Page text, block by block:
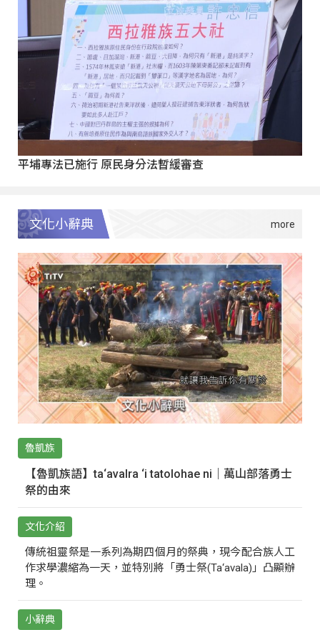
平埔專法已施行 原民身分法暫緩審查
文化小辭典
魯凱族
【魯凱族語】ta‘avalra ‘i tatolohae ni｜萬山部落勇士
祭的由來
文化介紹
傳統祖靈祭是一系列為期四個月的祭典，現今配合族人工
作求學濃縮為一天，並特別將「勇士祭(Ta‘avala)」凸顯辦
理。
小辭典